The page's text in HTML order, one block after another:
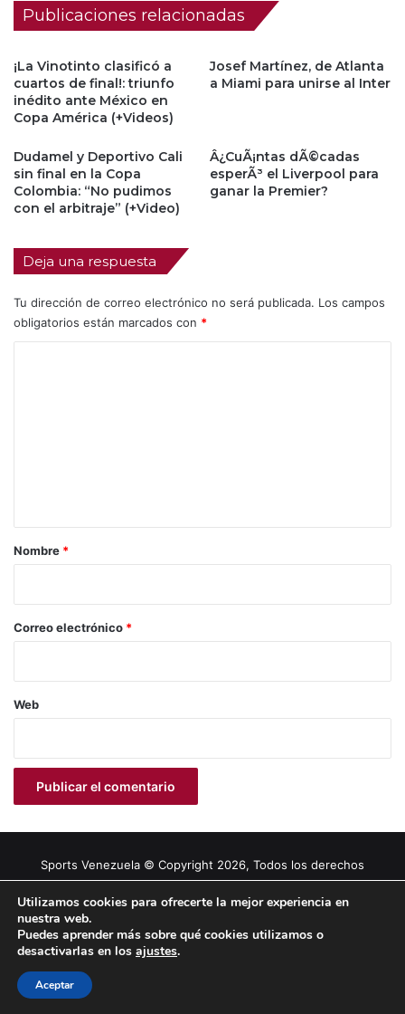
Publicaciones relacionadas
¡La Vinotinto clasificó a
cuartos de final!: triunfo
inédito ante México en
Copa América (+Videos)
Josef Martínez, de Atlanta
a Miami para unirse al Inter
Dudamel y Deportivo Cali
sin final en la Copa
Colombia: “No pudimos
con el arbitraje” (+Video)
Â¿CuÃ¡ntas dÃ©cadas
esperÃ³ el Liverpool para
ganar la Premier?
Deja una respuesta
Tu dirección de correo electrónico no será publicada. Los campos
obligatorios están marcados con *
r
*
Nombre *
Correo electrónico *
Web
Sports Venezuela © Copyright 2026, Todos los derechos
Facebook
X YouTubeInstagram
Utilizamos cookies para ofrecerte la mejor experiencia en
nuestra web.
Puedes aprender más sobre qué cookies utilizamos o
desactivarlas en los ajustes.
Aceptar